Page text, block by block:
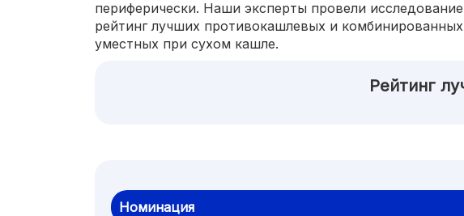
периферически. Наши эксперты провели
рейтинг лучших противокашлевых и комбинированных
уместных при сухом кашле.
Рейтинг
Номинация